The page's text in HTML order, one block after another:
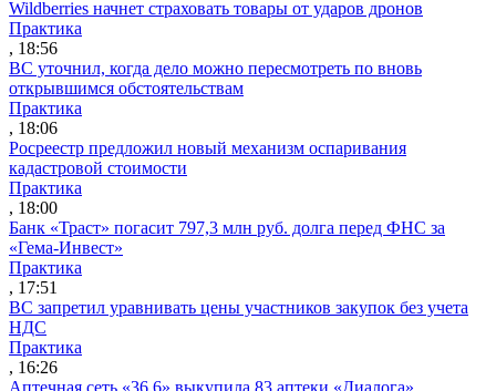
Wildberries начнет страховать товары от ударов дронов
Практика
, 18:56
ВС уточнил, когда дело можно пересмотреть по вновь
открывшимся обстоятельствам
Практика
, 18:06
Росреестр предложил новый механизм оспаривания
кадастровой стоимости
Практика
, 18:00
Банк «Траст» погасит 797,3 млн руб. долга перед ФНС за
«Гема-Инвест»
Практика
, 17:51
ВС запретил уравнивать цены участников закупок без учета
НДС
Практика
, 16:26
Аптечная сеть «36,6» выкупила 83 аптеки «Диалога»